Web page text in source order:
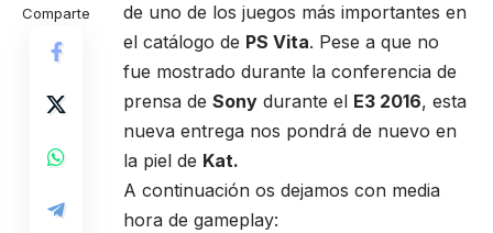
Comparte
de uno de los juegos más importantes en
el catálogo de PS Vita. Pese a que no
fue mostrado durante la conferencia de
prensa de Sony durante el E3 2016, esta
nueva entrega nos pondrá de nuevo en
la piel de Kat.
A continuación os dejamos con media
hora de gameplay: